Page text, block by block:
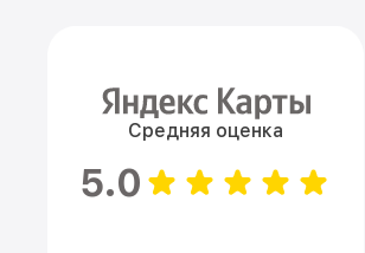
Средняя оценка
5.0